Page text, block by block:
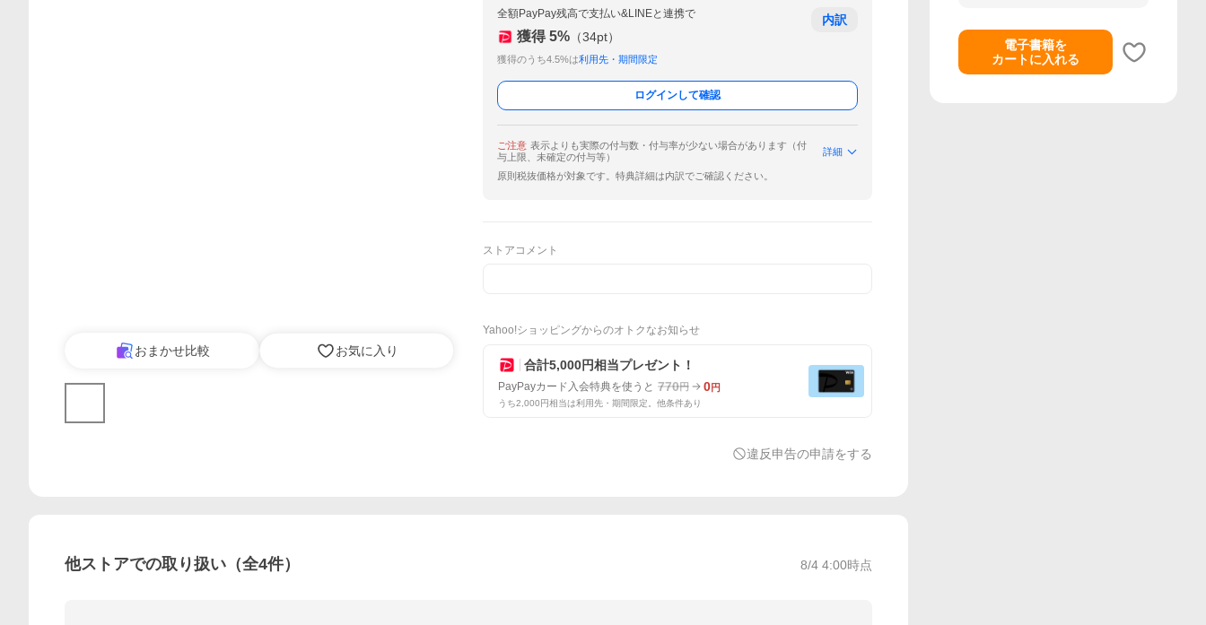
おまかせ比較 お気に入り
全額PayPay残高で支払い&LINEと連携で
獲得 5% （34pt）
獲得のうち4.5%は利用先・期間限定
内訳
ログインして確認
ご注意 表示よりも実際の付与数・付与率が少ない場合があります（付
与上限、未確定の付与等）
詳細
原則税抜価格が対象です。特典詳細は内訳でご確認ください。
ストアコメント
Yahoo!ショッピングからのオトクなお知らせ
合計5,000円相当プレゼント！
PayPayカード入会特典を使うと 770円 0円
うち2,000円相当は利用先・期間限定。他条件あり
違反申告の申請をする
他ストアでの取り扱い（全4件） 8/4 4:00時点
電子書籍を
カートに入れる